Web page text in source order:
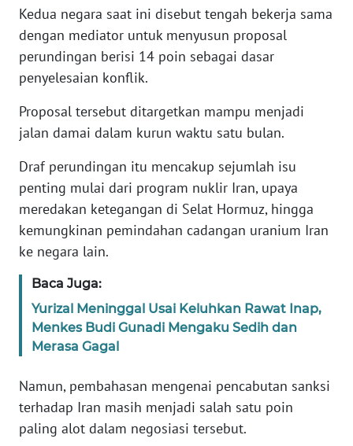
Kedua negara saat ini disebut tengah bekerja sama
dengan mediator untuk menyusun proposal
perundingan berisi 14 poin sebagai dasar
penyelesaian konflik.
Proposal tersebut ditargetkan mampu menjadi
jalan damai dalam kurun waktu satu bulan.
Draf perundingan itu mencakup sejumlah isu
penting mulai dari program nuklir Iran, upaya
meredakan ketegangan di Selat Hormuz, hingga
kemungkinan pemindahan cadangan uranium Iran
ke negara lain.
Baca Juga:
Yurizal Meninggal Usai Keluhkan Rawat Inap,
Menkes Budi Gunadi Mengaku Sedih dan
Merasa Gagal
Namun, pembahasan mengenai pencabutan sanksi
terhadap Iran masih menjadi salah satu poin
paling alot dalam negosiasi tersebut.
MEDIA
REDAKSI
KARIR
Wahana
News
WN
SUMUT
JAKARTA
JABAR
WN